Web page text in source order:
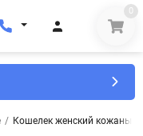
0
/ Кошелек женский кожаный